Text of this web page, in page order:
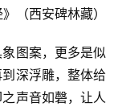
（西安碑林藏）
图案，更多是似
深浮雕，整体给
声音如磬，让人